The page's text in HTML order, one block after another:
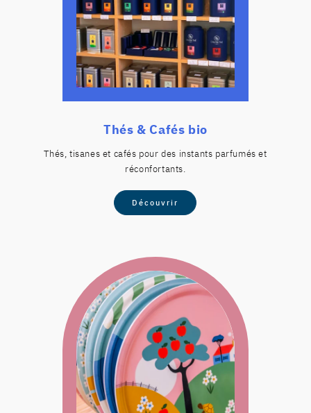
Thés & Cafés bio
Thés, tisanes et cafés pour des instants parfumés et
réconfortants.
Découvrir